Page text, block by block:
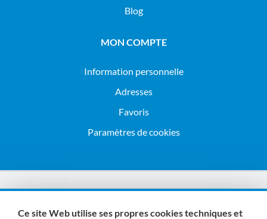
Blog
MON COMPTE
Information personnelle
Adresses
Favoris
Paramètres de cookies
Nous sommes membres de :
Ce site Web utilise ses propres cookies techniques et